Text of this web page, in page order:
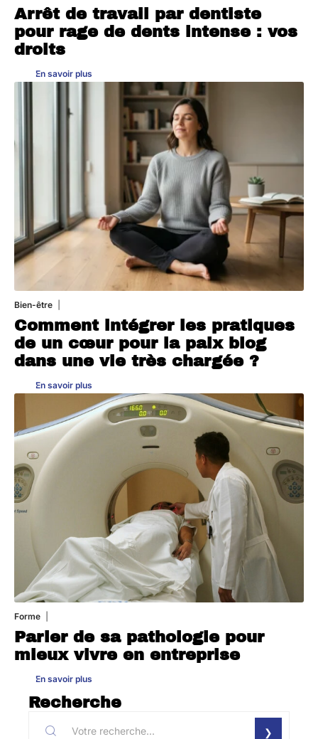
Arrêt de travail par dentiste
pour rage de dents intense : vos
droits
En savoir plus
Bien-être
Comment intégrer les pratiques
de un cœur pour la paix blog
dans une vie très chargée ?
En savoir plus
Forme
Parler de sa pathologie pour
mieux vivre en entreprise
En savoir plus
Recherche